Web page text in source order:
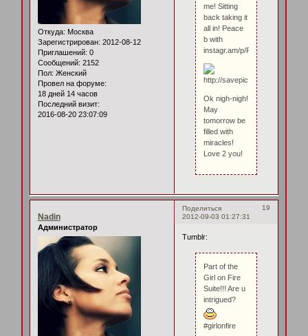
Откуда: Москва
Зарегистрирован: 2012-08-12
Приглашений: 0
Сообщений: 2152
Пол: Женский
Провел на форуме:
18 дней 14 часов
Последний визит:
2016-08-20 23:07:09
me! Sitting
back taking it
all in! Peace
b with
instagr.am/p/PEA9IMQFmC/
Ok nigh-nigh!
May
tomorrow be
filled with
miracles!
Love 2 you!
Поделиться
19
2012-09-03 01:27:31
Nadin
Администратор
Tumblr:
Part of the
Girl on Fire
Suite!!! Are u
intrigued?
#girlonfire